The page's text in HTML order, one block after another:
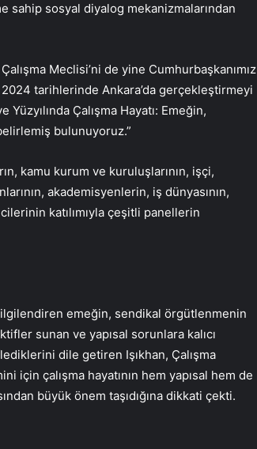
sahip sosyal diyalog mekanizmalarından
Meclisi’ni de yine Cumhurbaşkanımız
tarihlerinde Ankara’da gerçekleştirmeyi
Çalışma Hayatı: Emeğin,
bulunuyoruz.”
kamu kurum ve kuruluşlarının, işçi,
akademisyenlerin, iş dünyasının,
katılımıyla çeşitli panellerin
ilgilendiren emeğin, sendikal örgütlenmenin
sunan ve yapısal sorunlara kalıcı
dile getiren Işıkhan, Çalışma
için çalışma hayatının hem yapısal hem de
büyük önem taşıdığına dikkati çekti.